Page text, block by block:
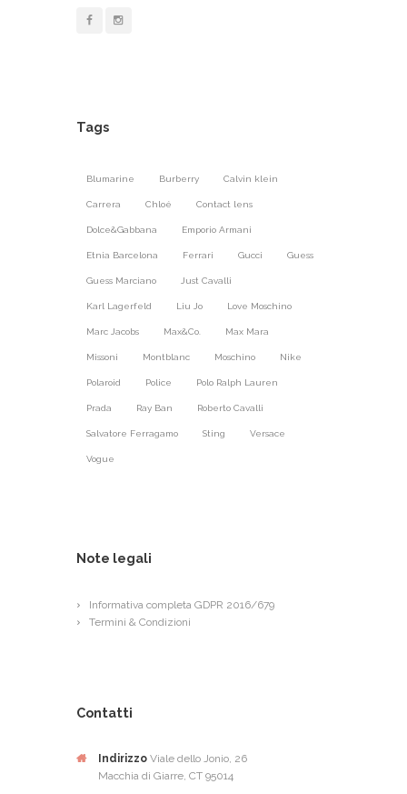
Tags
Blumarine Burberry Calvin klein
Carrera Chloé Contact lens
Dolce&Gabbana Emporio Armani
Etnia Barcelona Ferrari Gucci Guess
Guess Marciano Just Cavalli
Karl Lagerfeld Liu Jo Love Moschino
Marc Jacobs Max&Co. Max Mara
Missoni Montblanc Moschino Nike
Polaroid Police Polo Ralph Lauren
Prada Ray Ban Roberto Cavalli
Salvatore Ferragamo Sting Versace
Vogue
Note legali
Informativa completa GDPR 2016/679
Termini & Condizioni
Contatti
Indirizzo Viale dello Jonio, 26
Macchia di Giarre, CT 95014